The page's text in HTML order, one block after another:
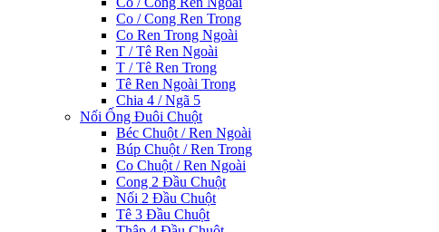
Co / Cong Ren Trong
Co Ren Trong Ngoài
T / Tê Ren Ngoài
T / Tê Ren Trong
Tê Ren Ngoài Trong
Chia 4 / Ngã 5
Nối Ống Đuôi Chuột
Béc Chuột / Ren Ngoài
Búp Chuột / Ren Trong
Co Chuột / Ren Ngoài
Cong 2 Đầu Chuột
Nối 2 Đầu Chuột
Tê 3 Đầu Chuột